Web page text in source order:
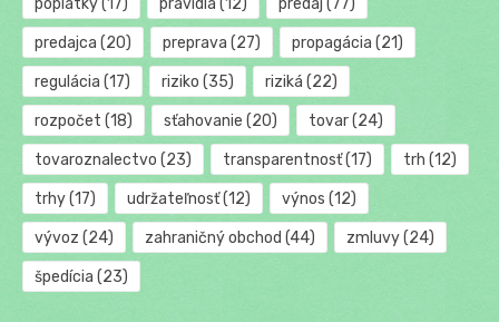
poplatky(17) pravidlá (12) predaj (77)
predajca (20) preprava (27) propagácia (21)
regulácia (17) riziko (35) riziká (22)
rozpočet (18) sťahovanie (20) tovar(24)
tovaroznalectvo (23) transparentnosť(17) trh (12)
trhy(17) udržateľnosť(12) výnos (12)
vývoz (24) zahraničný obchod (44) zmluvy(24)
špedícia (23)